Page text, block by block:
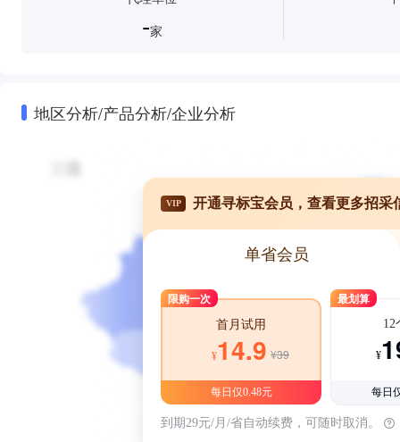
-家
地区分析/产品分析/企业分析
VIP 开通寻标宝会员，查看更多招采
单省会员
限购一次
首月试用
¥14.9 ¥39
每日仅0.48元
最划算
12
¥
每日
到期29元/月/省自动续费，可随时取消。